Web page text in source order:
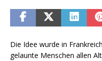
Die Idee wurde in
gelaunte Menschen allen